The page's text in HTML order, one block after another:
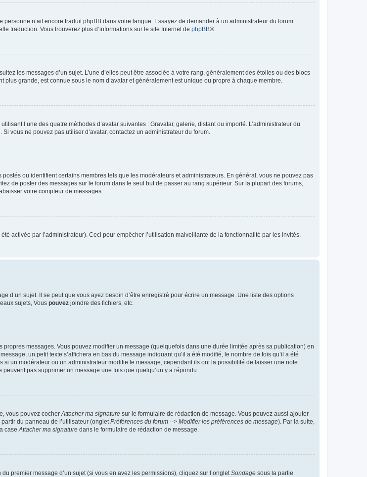
n’ait encore traduit phpBB dans votre langue. Essayez de demander à un administrateur du forum
traduction. Vous trouverez plus d’informations sur le site Internet de phpBB®.
les messages d’un sujet. L’une d’elles peut être associée à votre rang, généralement des étoiles ou des blocs
grande, est connue sous le nom d’avatar et généralement est unique ou propre à chaque membre.
l’une des quatre méthodes d’avatar suivantes : Gravatar, galerie, distant ou importé. L’administrateur du
vous ne pouvez pas utiliser d’avatar, contactez un administrateur du forum.
ou identifient certains membres tels que les modérateurs et administrateurs. En général, vous ne pouvez pas
de poster des messages sur le forum dans le seul but de passer au rang supérieur. Sur la plupart des forums,
votre compteur de messages.
activée par l’administrateur). Ceci pour empêcher l’utilisation malveillante de la fonctionnalité par les invités.
d’un sujet. Il se peut que vous ayez besoin d’être enregistré pour écrire un message. Une liste des options
sujets, Vous pouvez joindre des fichiers, etc.
messages. Vous pouvez modifier un message (quelquefois dans une durée limitée après sa publication) en
un petit texte s’affichera en bas du message indiquant qu’il a été modifié, le nombre de fois qu’il a été
un modérateur ou un administrateur modifie le message, cependant ils ont la possibilité de laisser une note
pas supprimer un message une fois que quelqu’un y a répondu.
vous pouvez cocherAttacher ma signature sur le formulaire de rédaction de message. Vous pouvez aussi ajouter
du panneau de l’utilisateur (ongletPréférences du forum --> Modifier les préférences de message). Par la suite,
caseAttacher ma signature dans le formulaire de rédaction de message.
premier message d’un sujet (si vous en avez les permissions), cliquez sur l’ongletSondage sous la partie